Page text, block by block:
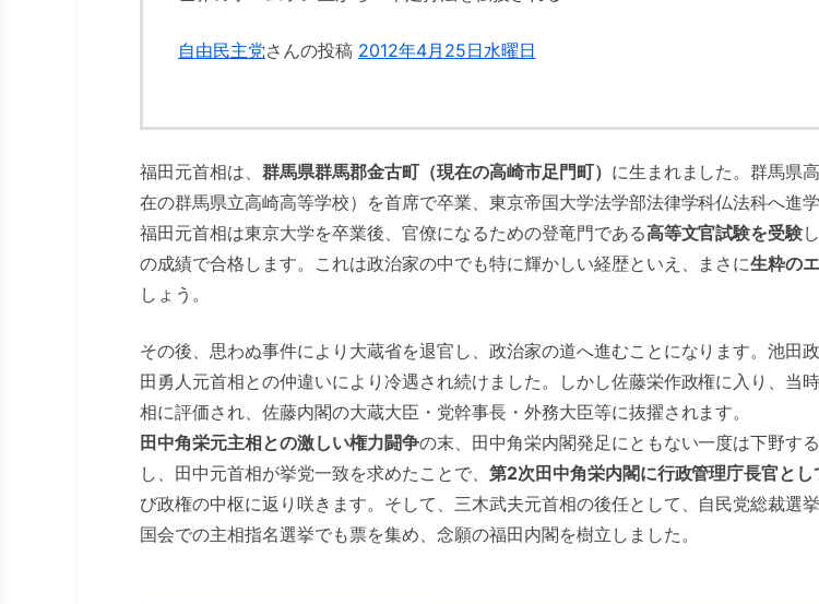
自由民主党さんの投稿 2012年4月25日水曜日
福田元首相は、 群馬県群馬郡金古町（現在の高崎市足門町） に生まれました。群馬県
在の群馬県立高崎高等学校）を首席で卒業、東京帝国大学法学部法律学科仏法科へ進学
福田元首相は東京大学を卒業後、官僚になるための登竜門である高等文官試験を受験
の成績で合格します。これは政治家の中でも特に輝かしい経歴といえ、まさに生粋の
しょう。
その後、思わぬ事件により大蔵省を退官し、政治家の道へ進むことになります。池田
田勇人元首相との仲違いにより冷遇され続けました。しかし佐藤栄作政権に入り、当
相に評価され、佐藤内閣の大蔵大臣・党幹事長・外務大臣等に抜擢されます。
田中角栄元主相との激しい権力闘争の末、田中角栄内閣発足にともない一度は下野す
し、田中元首相が挙党一致を求めたことで、 第2次田中角栄内閣に行政管理庁長官とし
び政権の中枢に返り咲きます。そして、三木武夫元首相の後任として、自民党総裁選挙
国会での主相指名選挙でも票を集め、念願の福田内閣を樹立しました。